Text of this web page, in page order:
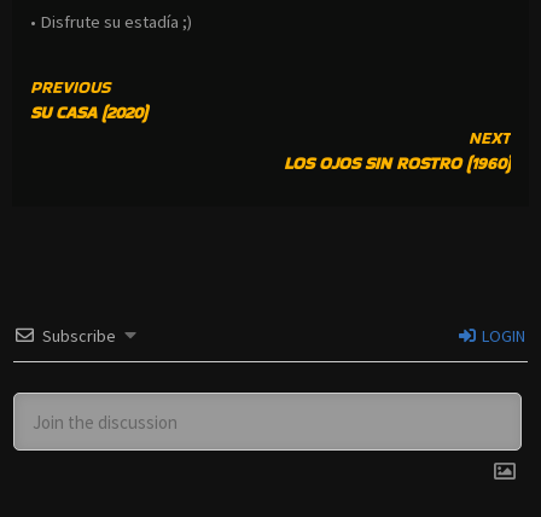
• Disfrute su estadía ;)
CONTINUE
READING
PREVIOUS
SU CASA (2020)
NEXT
LOS OJOS SIN ROSTRO (1960)
Subscribe LOGIN